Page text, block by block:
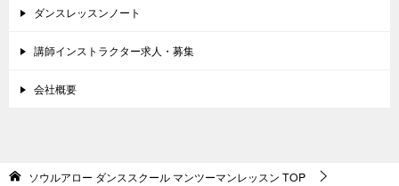
ダンスレッスンノート
講師インストラクター求人・募集
会社概要
ソウルアロー ダンススクール マンツーマンレッスン TOP